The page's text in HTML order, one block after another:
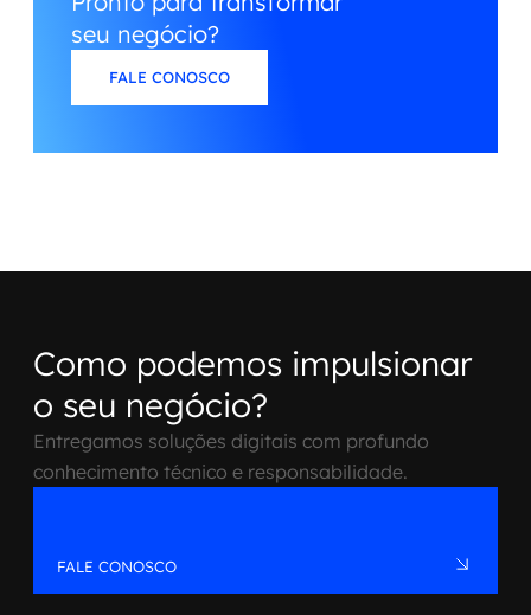
seu negócio?
FALE CONOSCO
Como podemos impulsionar
o seu negócio?
Entregamos soluções digitais com profundo
conhecimento técnico e responsabilidade.
FALE CONOSCO